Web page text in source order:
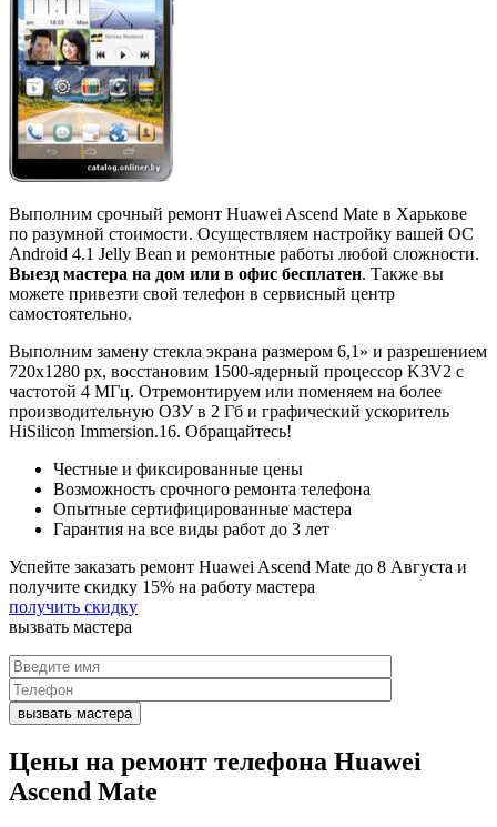
Выполним срочный ремонт Huawei Ascend Mate в Харькове
по разумной стоимости. Осуществляем настройку вашей ОС
Android 4.1 Jelly Bean и ремонтные работы любой сложности.
Выезд мастера на дом или в офис бесплатен. Также вы
можете привезти свой телефон в сервисный центр
самостоятельно.
Выполним замену стекла экрана размером 6,1» и разрешением
720x1280 px, восстановим 1500-ядерный процессор K3V2 с
частотой 4 МГц. Отремонтируем или поменяем на более
производительную ОЗУ в 2 Гб и графический ускоритель
HiSilicon Immersion.16. Обращайтесь!
Честные и фиксированные цены
Возможность срочного ремонта телефона
Опытные сертифицированные мастера
Гарантия на все виды работ до 3 лет
Успейте заказать ремонт Huawei Ascend Mate до 8 Августа и
получите скидку 15% на работу мастера
получить скидку
вызвать мастера
Цены на ремонт телефона Huawei
Ascend Mate